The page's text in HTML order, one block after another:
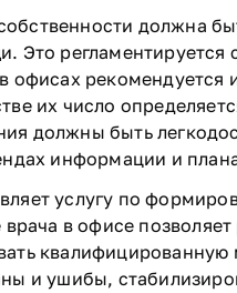
должна
Это регламентируется
рекомендуется
их число
должны быть
информации и
услугу по
в офисе
и ушибы,